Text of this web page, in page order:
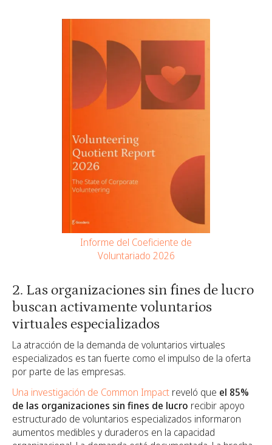
Informe del Coeficiente de
Voluntariado 2026
2. Las organizaciones sin fines de lucro
buscan activamente voluntarios
virtuales especializados
La atracción de la demanda de voluntarios virtuales
especializados es tan fuerte como el impulso de la oferta
por parte de las empresas.
Una investigación de Common Impact reveló que el 85%
de las organizaciones sin fines de lucro recibir apoyo
estructurado de voluntarios especializados informaron
aumentos medibles y duraderos en la capacidad